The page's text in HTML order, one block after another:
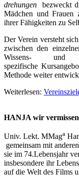
drehungen
bezweckt
Mädchen und Frauen
ihrer Fähigkeiten zu
Der Verein versteht
zwischen den
Wissens- und
spezifische
Methode weiter
Weiterlesen:
HANJA wir
Univ. Lekt. MMaga
gemeinsam mit
sie im 74.Lebensjahr
insbesondere ihr
auf die Welt des Films